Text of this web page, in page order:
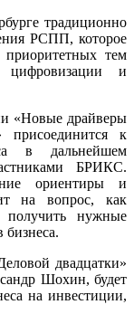
традиционно
РСПП, которое
тем
и
«Новые драйверы
присоединится к
в дальнейшем
БРИКС.
ориентиры и
на вопрос, как
получить нужные
бизнеса.
двадцатки»
Шохин, будет
на инвестиции,